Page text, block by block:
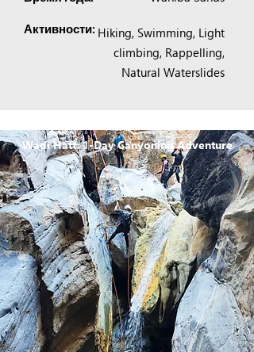
Активности: Hiking, Swimming, Light
climbing, Rappelling,
Natural Waterslides
Wadi Hatt: 1-Day Canyoning Adventure